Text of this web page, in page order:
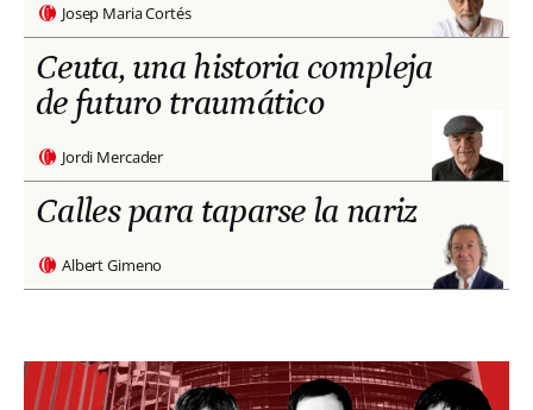
Josep Maria Cortés
Ceuta, una historia compleja
de futuro traumático
Jordi Mercader
Calles para taparse la nariz
Albert Gimeno